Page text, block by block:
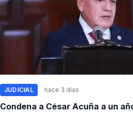
JUDICIAL hace 3 días
Condena a César Acuña a un